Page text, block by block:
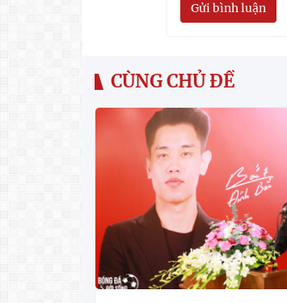
Gửi bình luận
CÙNG CHỦ ĐỀ